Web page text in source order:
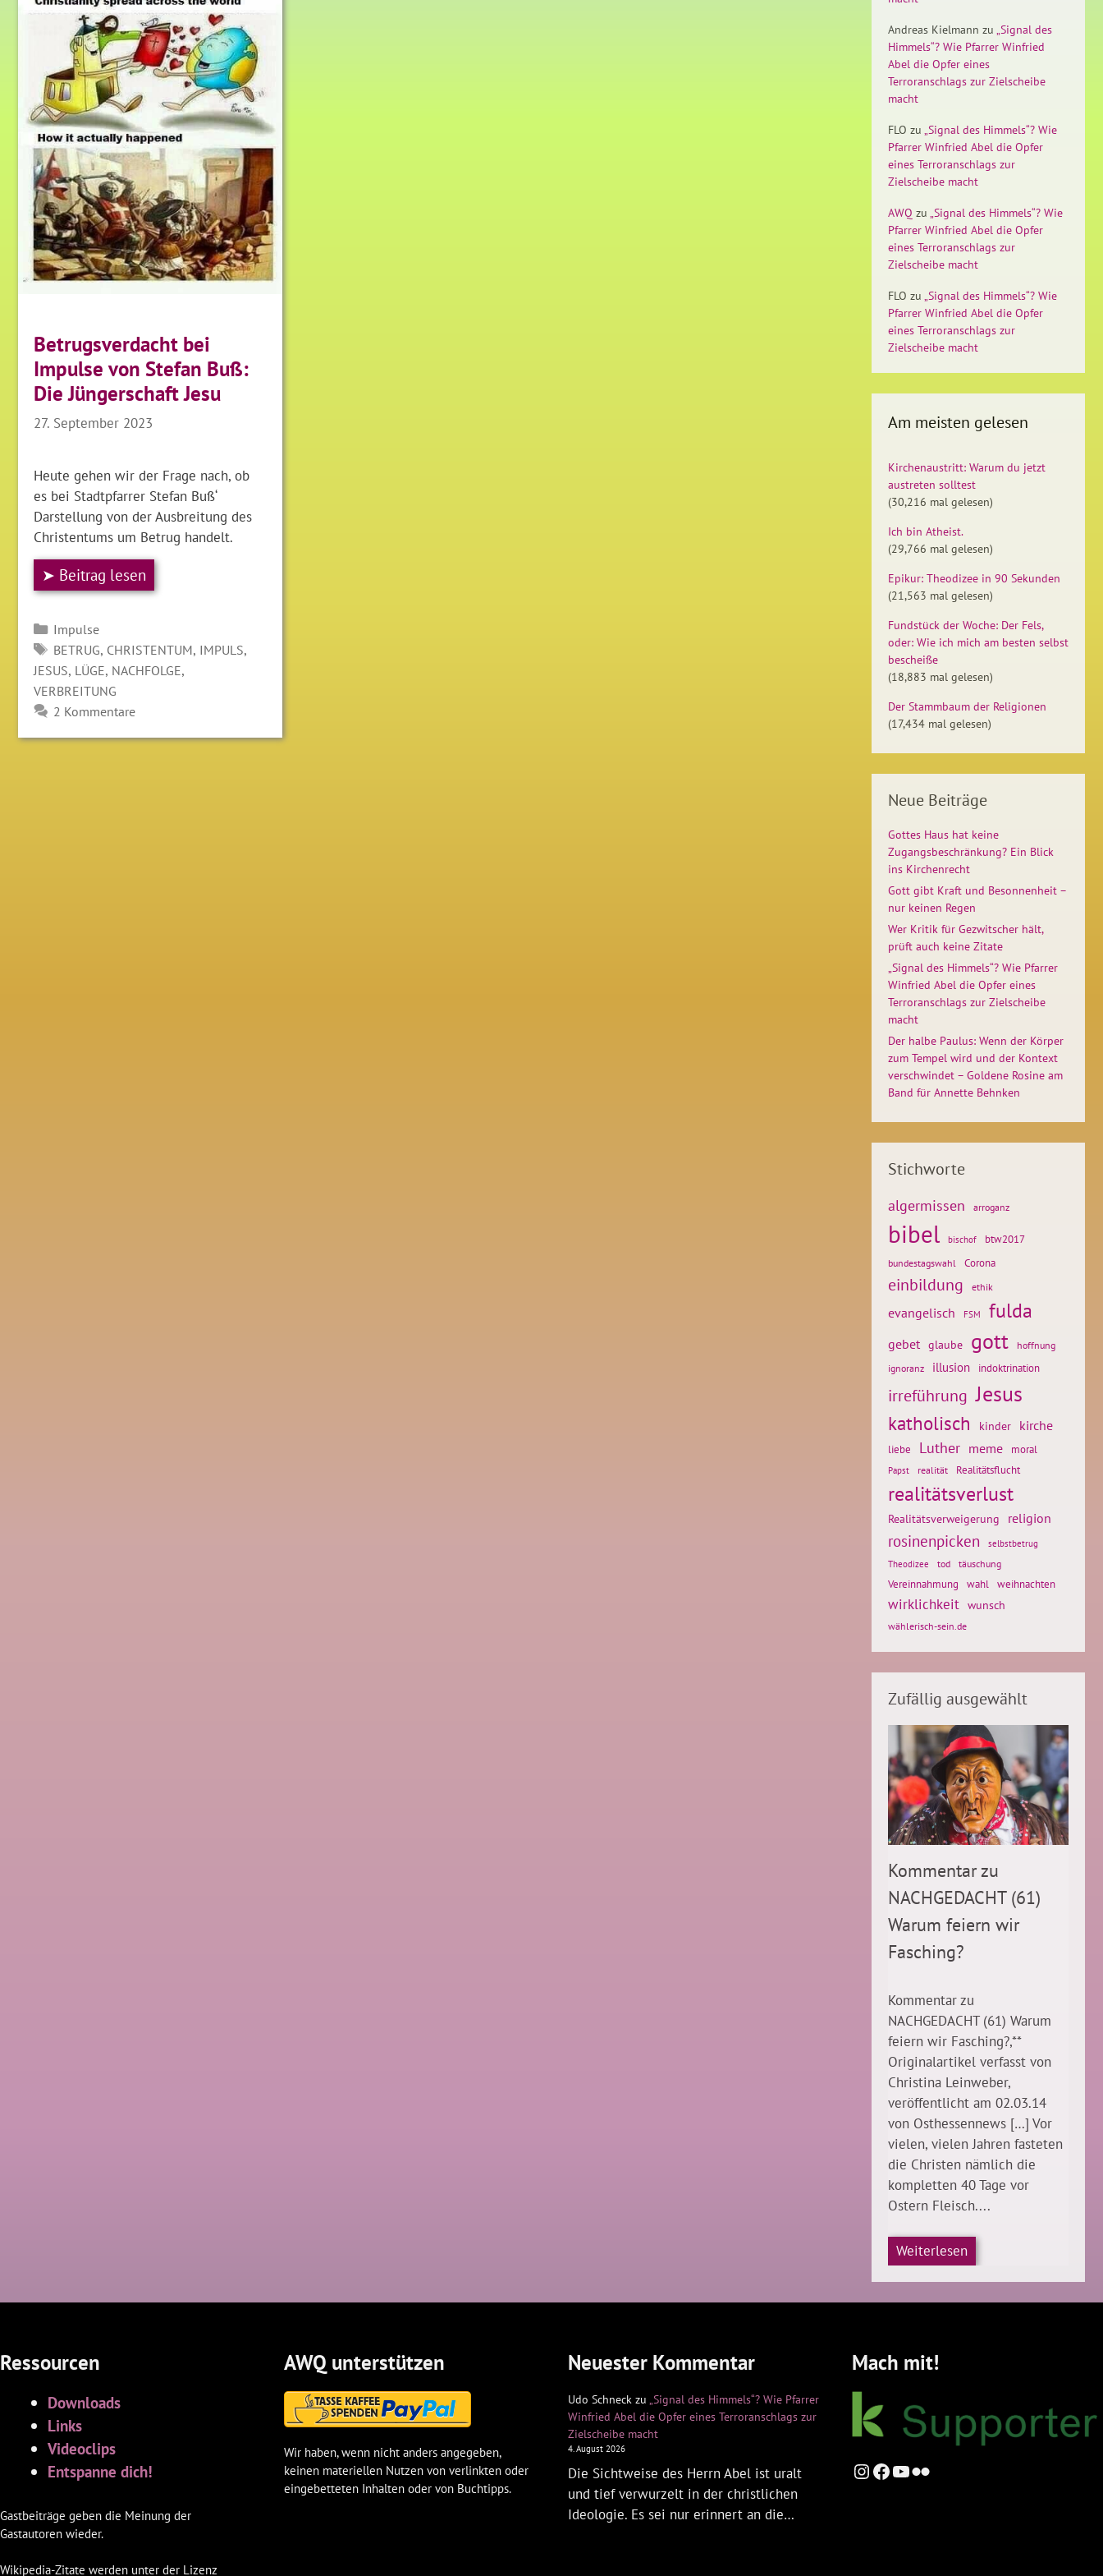
Betrugsverdacht bei
Impulse von Stefan Buß:
Die Jüngerschaft Jesu
27. September 2023
Heute gehen wir der Frage nach, ob
es bei Stadtpfarrer Stefan Buß‘
Darstellung von der Ausbreitung des
Christentums um Betrug handelt.
➤ Beitrag lesen
Kategorien
Impulse
SCHLAGWÖRTER
BETRUG, CHRISTENTUM, IMPULS,
JESUS, LÜGE, NACHFOLGE,
VERBREITUNG
2 Kommentare
Andreas Kielmann zu „Signal des
Himmels“? Wie Pfarrer Winfried
Abel die Opfer eines
Terroranschlags zur Zielscheibe
macht
FLO zu „Signal des Himmels“? Wie
Pfarrer Winfried Abel die Opfer
eines Terroranschlags zur
Zielscheibe macht
AWQ zu „Signal des Himmels“? Wie
Pfarrer Winfried Abel die Opfer
eines Terroranschlags zur
Zielscheibe macht
FLO zu „Signal des Himmels“? Wie
Pfarrer Winfried Abel die Opfer
eines Terroranschlags zur
Zielscheibe macht
Am meisten gelesen
Kirchenaustritt: Warum du jetzt
austreten solltest
(30,216 mal gelesen)
Ich bin Atheist.
(29,766 mal gelesen)
Epikur: Theodizee in 90 Sekunden
(21,563 mal gelesen)
Fundstück der Woche: Der Fels,
oder: Wie ich mich am besten selbst
bescheiße
(18,883 mal gelesen)
Der Stammbaum der Religionen
(17,434 mal gelesen)
Neue Beiträge
Gottes Haus hat keine
Zugangsbeschränkung? Ein Blick
ins Kirchenrecht
Gott gibt Kraft und Besonnenheit –
nur keinen Regen
Wer Kritik für Gezwitscher hält,
prüft auch keine Zitate
„Signal des Himmels“? Wie Pfarrer
Winfried Abel die Opfer eines
Terroranschlags zur Zielscheibe
macht
Der halbe Paulus: Wenn der Körper
zum Tempel wird und der Kontext
verschwindet – Goldene Rosine am
Band für Annette Behnken
Stichworte
algermissen arroganz
bibel bischof btw2017
bundestagswahl Corona
einbildung ethik
evangelisch FSM fulda
gebet glaube gott
hoffnung
ignoranz
illusion indoktrination
irreführung Jesus
katholisch kinder kirche
liebe Luther meme moral
Papst realität Realitätsflucht
realitätsverlust
Realitätsverweigerung religion
rosinenpicken
selbstbetrug
Theodizee
tod täuschung
Vereinnahmung wahl weihnachten
wirklichkeit wunsch
wählerisch-sein.de
Zufällig ausgewählt
Kommentar zu
NACHGEDACHT (61)
Warum feiern wir
Fasching?
Kommentar zu
NACHGEDACHT (61) Warum
feiern wir Fasching?,**
Originalartikel verfasst von
Christina Leinweber,
veröffentlicht am 02.03.14
von Osthessennews […] Vor
vielen, vielen Jahren fasteten
die Christen nämlich die
kompletten 40 Tage vor
Ostern Fleisch....
Weiterlesen
Ressourcen
Downloads
Links
Videoclips
Entspanne dich!
Gastbeiträge geben die Meinung der
Gastautoren wieder.
Wikipedia-Zitate werden unter der Lizenz
AWQ unterstützen
Wir haben, wenn nicht anders angegeben,
keinen materiellen Nutzen von verlinkten oder
eingebetteten Inhalten oder von Buchtipps.
Neuester Kommentar
Udo Schneck zu „Signal des Himmels“? Wie Pfarrer
Winfried Abel die Opfer eines Terroranschlags zur
Zielscheibe macht
4. August 2026
Die Sichtweise des Herrn Abel ist uralt
und tief verwurzelt in der christlichen
Ideologie. Es sei nur erinnert an die…
Mach mit!
Instagram
Facebook
YouTube
Flickr